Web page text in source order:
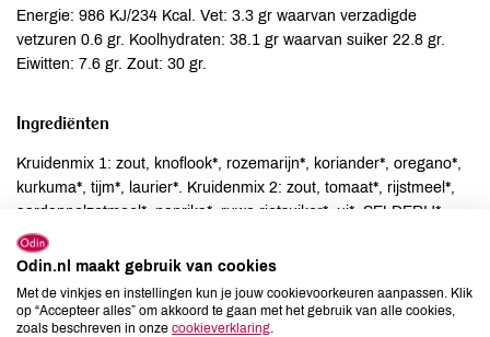
Energie: 986 KJ/234 Kcal. Vet: 3.3 gr waarvan verzadigde
vetzuren 0.6 gr. Koolhydraten: 38.1 gr waarvan suiker 22.8 gr.
Eiwitten: 7.6 gr. Zout: 30 gr.
Ingrediënten
Kruidenmix 1: zout, knoflook*, rozemarijn*, koriander*, oregano*,
kurkuma*, tijm*, laurier*. Kruidenmix 2: zout, tomaat*, rijstmeel*,
aardappelzetmeel*, paprika*, ruwe rietsuiker*, ui*, SELDERIJ*,
basilicum*, peper*, peterselie*, lavas*, salie*, zonnebloemolie*,
antiklontermiddel: siliciumdioxide (kiezelzuur), voedingszuur:
citroenzuur.
Odin.nl maakt gebruik van cookies
Met de vinkjes en instellingen kun je jouw cookievoorkeuren aanpassen. Klik
op “Accepteer alles” om akkoord te gaan met het gebruik van alle cookies,
zoals beschreven in onze cookieverklaring